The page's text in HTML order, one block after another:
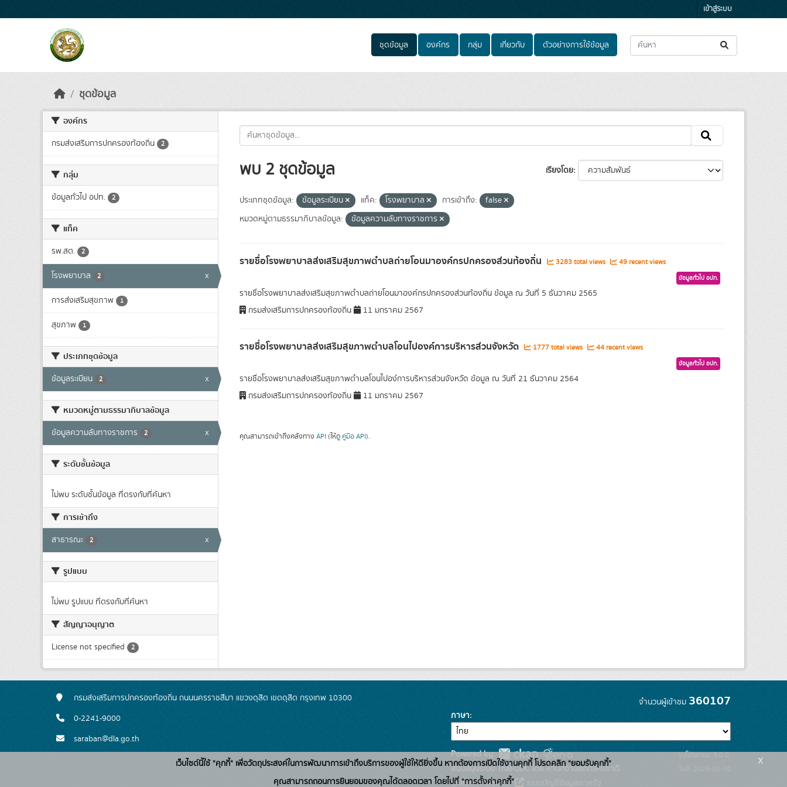
เข้าสู่ระบบ
ชุดข้อมูล องค์กร กลุ่ม เกี่ยวกับ ตัวอย่างการใช้ข้อมูล
ชุดข้อมูล
องค์กร
กรมส่งเสริมการปกครองท้องถิ่น 2
กลุ่ม
ข้อมูลทั่วไป อปท. 2
แท็ค
รพ.สต. 2
โรงพยาบาล 2 x
การส่งเสริมสุขภาพ 1
สุขภาพ 1
ประเภทชุดข้อมูล
ข้อมูลระเบียน 2 x
หมวดหมู่ตามธรรมาภิบาลข้อมูล
ข้อมูลความลับทางราชการ 2 x
ระดับชั้นข้อมูล
ไม่พบ ระดับชั้นข้อมูล ที่ตรงกับที่ค้นหา
การเข้าถึง
สาธารณะ 2 x
รูปแบบ
ไม่พบ รูปแบบ ที่ตรงกับที่ค้นหา
สัญญาอนุญาต
License not specified 2
เรียงโดย
พบ 2 ชุดข้อมูล
ประเภทชุดข้อมูล: ข้อมูลระเบียน แท็ค: โรงพยาบาล การเข้าถึง:
false
หมวดหมู่ตามธรรมาภิบาลข้อมูล:
ข้อมูลความลับทางราชการ
รายชื่อโรงพยาบาลส่งเสริมสุขภาพตำบลถ่ายโอนมาองค์กรปกครองส่วนท้องถิ่น 3283 total views 49 recent views
ข้อมูลทั่วไป อปท.
รายชื่อโรงพยาบาลส่งเสริมสุขภาพตำบลถ่ายโอนมาองค์กรปกครองส่วนท้องถิ่น ข้อมูล ณ วันที่ 5 ธันวาคม 2565
กรมส่งเสริมการปกครองท้องถิ่น
11 มกราคม 2567
รายชื่อโรงพยาบาลส่งเสริมสุขภาพตำบลโอนไปองค์การบริหารส่วนจังหวัด 1777 total views 44 recent views
ข้อมูลทั่วไป อปท.
รายชื่อโรงพยาบาลส่งเสริมสุขภาพตำบลโอนไปอง์การบริหารส่วนจังหวัด ข้อมูล ณ วันที่ 21 ธันวาคม 2564
กรมส่งเสริมการปกครองท้องถิ่น
11 มกราคม 2567
คุณสามารถเข้าถึงคลังทาง API (ให้ดู คู่มือ API).
กรมส่งเสริมการปกครองท้องถิ่น ถนนนครราชสีมา แขวงดุสิต เขตดุสิต กรุงเทพ 10300
0-2241-9000
saraban@dla.go.th
จำนวนผู้เข้าชม 360107
ภาษา
Powered by:
สนับสนุนระบบ Thai-GDC โดย สำนักงานสถิติแห่งชาติ
เว็บไซต์ที่เกี่ยวข้อง:
รุ่นโปรแกรม: 3.0.0
วันที่: 2025-05-30
เว็บไซต์นี้ใช้ "คุกกี้" เพื่อวัตถุประสงค์ในการพัฒนาการเข้าถึงบริการของผู้ใช้ให้ดียิ่งขึ้น หากต้องการเปิดใช้งานคุกกี้ โปรดคลิก "ยอมรับคุกกี้"
คุณสามารถถอนการยินยอมของคุณได้ตลอดเวลา โดยไปที่ "การตั้งค่าคุกกี้"
x